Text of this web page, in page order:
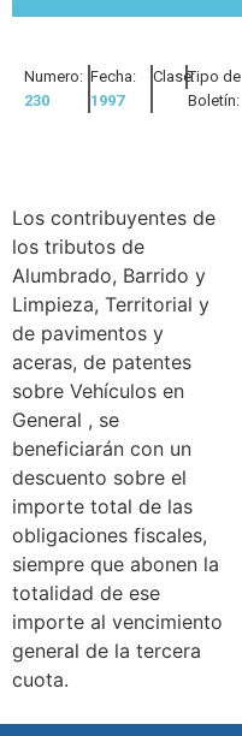
Numero:
230
Fecha:
1997
Clase:Tipo de
Boletín:
Los contribuyentes de
los tributos de
Alumbrado, Barrido y
Limpieza, Territorial y
de pavimentos y
aceras, de patentes
sobre Vehículos en
General , se
beneficiarán con un
descuento sobre el
importe total de las
obligaciones fiscales,
siempre que abonen la
totalidad de ese
importe al vencimiento
general de la tercera
cuota.